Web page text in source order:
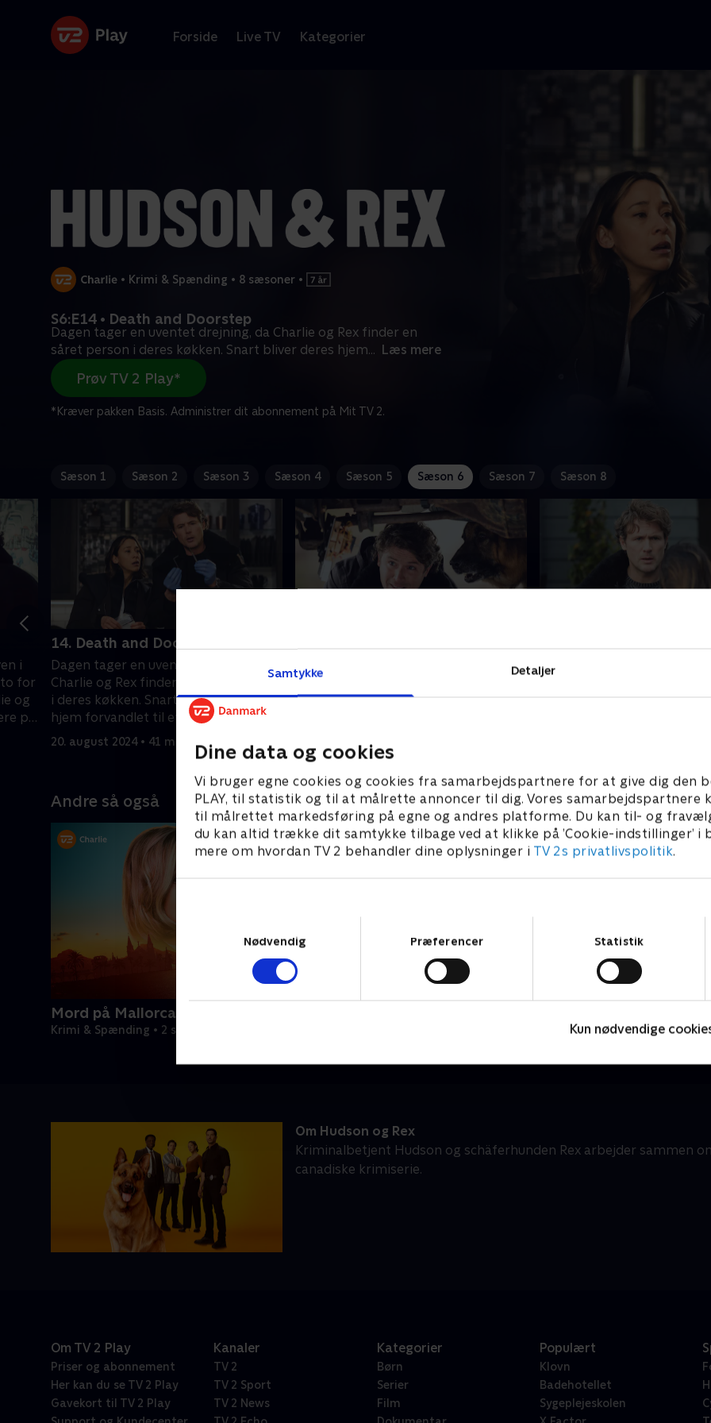
Samtykke Detaljer
Dine data og cookies
Vi bruger egne cookies og cookies fra samarbejdspartnere for at give dig den
PLAY, til statistik og til at målrette annoncer til dig. Vores samarbejdspartnere
til målrettet markedsføring på egne og andres platforme. Du kan til- og
du kan altid trække dit samtykke tilbage ved at klikke på ’Cookie-indstillinger’ i
mere om hvordan TV 2 behandler dine oplysninger i TV 2s privatlivspolitik.
Nødvendig
Præferencer Statistik
Kun nødvendige
Forside Live TV Kategorier
• Krimi & Spænding • 8 sæsoner •
S6:E14 • Death and Doorstep
Dagen tager en uventet drejning, da Charlie og Rex finder en
såret person i deres køkken. Snart bliver deres hjem... Læs mere
Prøv TV 2 Play*
*Kræver pakken Basis. Administrer dit abonnement på Mit TV 2.
Sæson 1 Sæson 2 Sæson 3 Sæson 4 Sæson 5 Sæson 6 Sæson 7 Sæson 8
i
for
og
på
14. Death and Doorstep
Dagen tager en uventet drejning, da
Charlie og Rex finder en såret person
i deres køkken. Snart bliver deres
hjem forvandlet til et gerningssted.
20. august 2024 • 41 min
Statsministeren besøger byen, og da
en bombe bliver spændt fast til
Charlie, må Rex skynde sig at afsløre
21. august 2024 • 41 min
Jesses musiklærer bliver
Andre så også
Mord på Mallorca
Krimi & Spænding • 2 sæsoner
Om Hudson og Rex
Kriminalbetjent Hudson og schäferhunden Rex arbejder sammen
canadiske krimiserie.
Om TV 2 Play
Priser og abonnement
Her kan du se TV 2 Play
Gavekort til TV 2 Play
Kanaler
TV 2
TV 2 Sport
TV 2 News
Kategorier
Børn
Serier
Film
Populært
Klovn
Badehotellet
Sygeplejeskolen